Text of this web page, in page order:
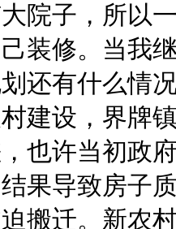
院子，所以
装修。当我
还有什么情
建设，界牌
也许当初政
果导致房子
搬迁。新农